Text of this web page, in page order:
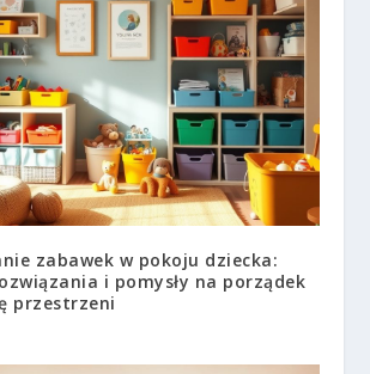
zabawek w pokoju dziecka:
i pomysły na porządek
przestrzeni